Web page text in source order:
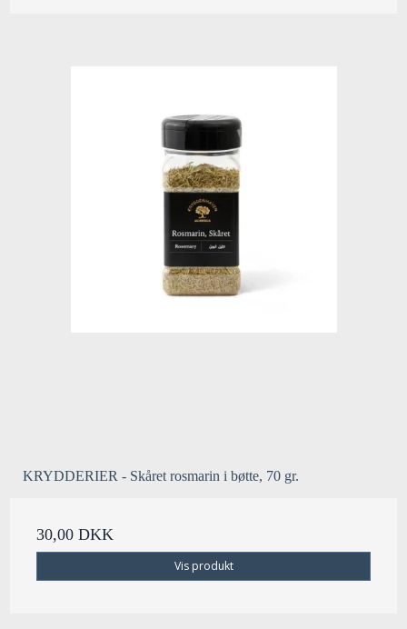
KRYDDERIER - Skåret rosmarin i bøtte, 70 gr.
30,00 DKK
Vis produkt